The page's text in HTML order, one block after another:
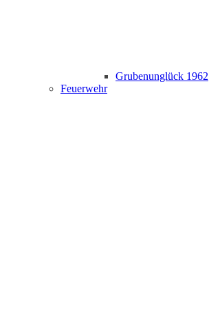
Grubenunglück 1962
Feuerwehr